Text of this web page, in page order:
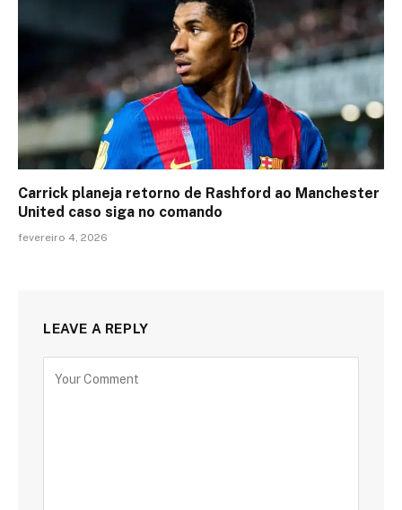
Carrick planeja retorno de Rashford ao Manchester
United caso siga no comando
fevereiro 4, 2026
LEAVE A REPLY